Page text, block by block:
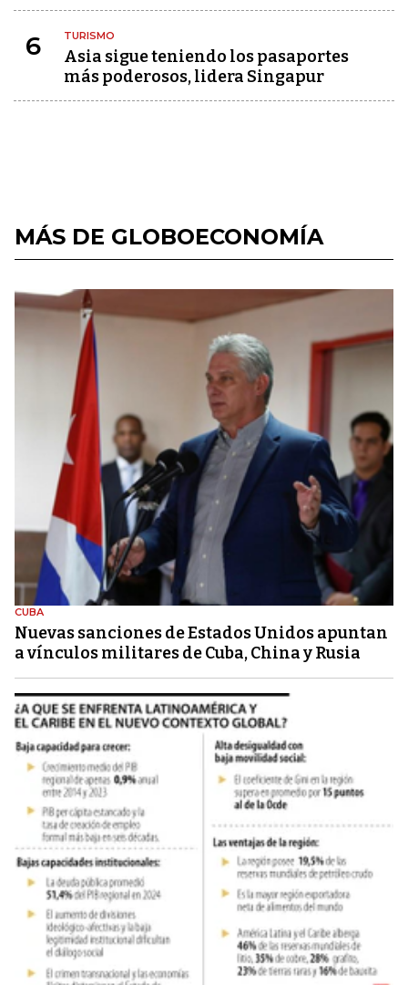
6 TURISMO
Asia sigue teniendo los pasaportes
más poderosos, lidera Singapur
MÁS DE GLOBOECONOMÍA
CUBA
Nuevas sanciones de Estados Unidos apuntan
a vínculos militares de Cuba, China y Rusia